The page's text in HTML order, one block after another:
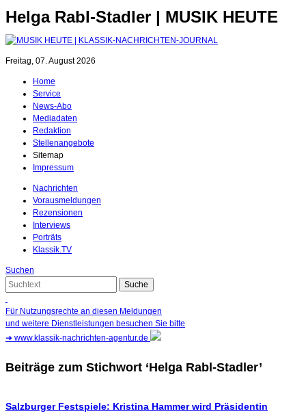
Helga Rabl-Stadler | MUSIK HEUTE
Freitag, 07. August 2026
Home
Service
News-Abo
Mediadaten
Redaktion
Stellenangebote
Sitemap
Impressum
Nachrichten
Vorausmeldungen
Rezensionen
Interviews
Porträts
Klassik.TV
Suchen
Für Nutzungsrechte an diesen Meldungen
und weitere Dienstleistungen besuchen Sie bitte
➜ www.klassik-nachrichten-agentur.de
Beiträge zum Stichwort ‘Helga Rabl-Stadler’
Salzburger Festspiele: Kristina Hammer wird Präsidentin